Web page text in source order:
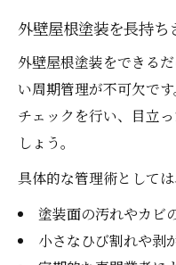
イド
外壁屋根塗装
法
宇都宮市で信
外壁屋根塗装
外壁屋根塗
外壁屋根塗装
外壁屋根塗装を長持ち
外壁屋根塗装をできる
い周期管理が不可欠で
チェックを行い、目立
しょう。
具体的な管理術としては
塗装面の汚れやカビ
小さなひび割れや剥